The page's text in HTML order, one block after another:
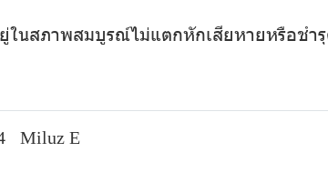
นสภาพสมบูรณ์ไม่แตกหักเสียหายหรือชำ
Miluz E